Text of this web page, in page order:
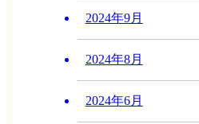
2024年9月
2024年8月
2024年6月